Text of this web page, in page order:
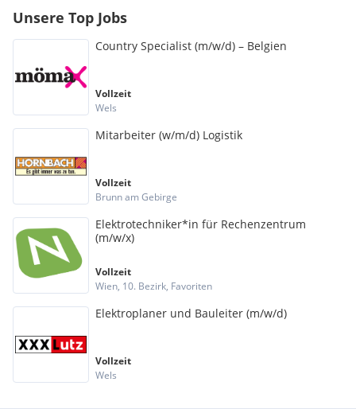
Unsere Top Jobs
Country Specialist (m/w/d) – Belgien
Vollzeit
Wels
Mitarbeiter (w/m/d) Logistik
Vollzeit
Brunn am Gebirge
Elektrotechniker*in für Rechenzentrum
(m/w/x)
Vollzeit
Wien, 10. Bezirk, Favoriten
Elektroplaner und Bauleiter (m/w/d)
Vollzeit
Wels